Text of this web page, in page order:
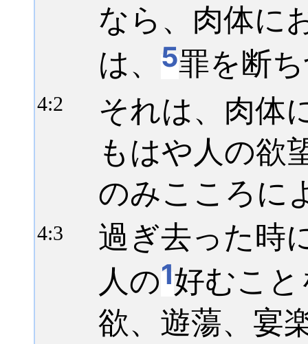
なら、肉体に
は、
5罪を断
4:2
それは、肉体
もはや人の欲
のみこころに
4:3
過ぎ去った時
人の1好むこ
欲、遊蕩、宴